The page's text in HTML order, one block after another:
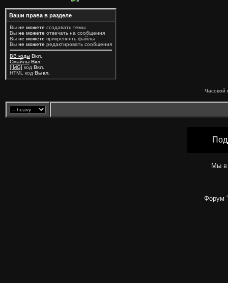
Ваши права в разделе
Вы не можете создавать темы
Вы не можете отвечать на сообщения
Вы не можете прикреплять файлы
Вы не можете редактировать сообщения
BB коды Вкл.
Смайлы Вкл.
[IMG] код Вкл.
HTML код Выкл.
Часовой
Мы в
Форум